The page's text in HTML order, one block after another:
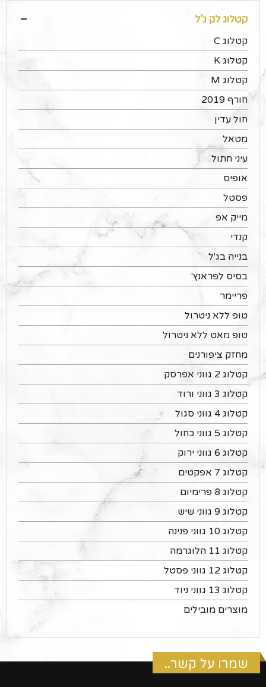
קטלוג לק ג’ל
קטלוג C
קטלוג K
קטלוג M
חורף 2019
חול עדין
מטאל
עיני חתול
אופיס
פסטל
מייק אפ
קנדי
בנייה בג'ל
בסיס לפראנץ'
פריימר
טופ ללא ניטרול
טופ מאט ללא ניטרול
מחזק ציפורנים
קטלוג 2 גווני אפרסק
קטלוג 3 גווני ורוד
קטלוג 4 גווני סגול
קטלוג 5 גווני כחול
קטלוג 6 גווני ירוק
קטלוג 7 אפקטים
קטלוג 8 פרימיום
קטלוג 9 גווני שיש
קטלוג 10 גווני פנינה
קטלוג 11 הלוגרמה
קטלוג 12 גווני פסטל
קטלוג 13 גווני ניוד
מוצרים מובילים
שמרו על קשר..